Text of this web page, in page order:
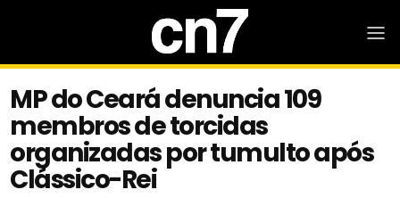
MP do Ceará denuncia 109
membros de torcidas
organizadas por tumulto após
Clássico-Rei